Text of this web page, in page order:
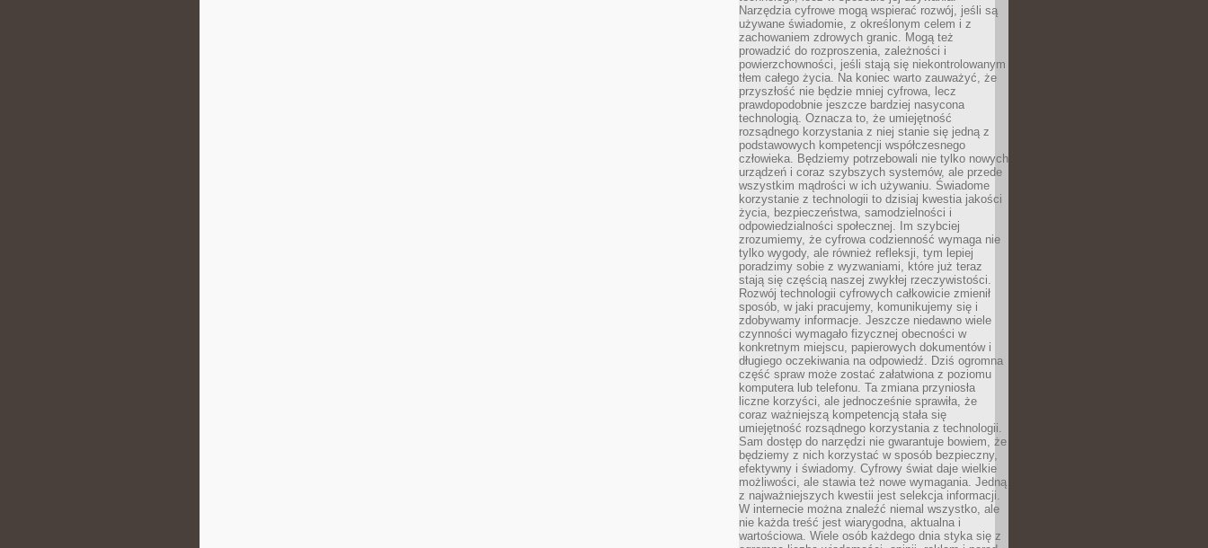
Narzędzia cyfrowe mogą wspierać rozwój, jeśli są
używane świadomie, z określonym celem i z
zachowaniem zdrowych granic. Mogą też
prowadzić do rozproszenia, zależności i
powierzchowności, jeśli stają się niekontrolowanym
tłem całego życia. Na koniec warto zauważyć, że
przyszłość nie będzie mniej cyfrowa, lecz
prawdopodobnie jeszcze bardziej nasycona
technologią. Oznacza to, że umiejętność
rozsądnego korzystania z niej stanie się jedną z
podstawowych kompetencji współczesnego
człowieka. Będziemy potrzebowali nie tylko nowych
urządzeń i coraz szybszych systemów, ale przede
wszystkim mądrości w ich używaniu. Świadome
korzystanie z technologii to dzisiaj kwestia jakości
życia, bezpieczeństwa, samodzielności i
odpowiedzialności społecznej. Im szybciej
zrozumiemy, że cyfrowa codzienność wymaga nie
tylko wygody, ale również refleksji, tym lepiej
poradzimy sobie z wyzwaniami, które już teraz
stają się częścią naszej zwykłej rzeczywistości.
Rozwój technologii cyfrowych całkowicie zmienił
sposób, w jaki pracujemy, komunikujemy się i
zdobywamy informacje. Jeszcze niedawno wiele
czynności wymagało fizycznej obecności w
konkretnym miejscu, papierowych dokumentów i
długiego oczekiwania na odpowiedź. Dziś ogromna
część spraw może zostać załatwiona z poziomu
komputera lub telefonu. Ta zmiana przyniosła
liczne korzyści, ale jednocześnie sprawiła, że
coraz ważniejszą kompetencją stała się
umiejętność rozsądnego korzystania z technologii.
Sam dostęp do narzędzi nie gwarantuje bowiem, że
będziemy z nich korzystać w sposób bezpieczny,
efektywny i świadomy. Cyfrowy świat daje wielkie
możliwości, ale stawia też nowe wymagania. Jedną
z najważniejszych kwestii jest selekcja informacji.
W internecie można znaleźć niemal wszystko, ale
nie każda treść jest wiarygodna, aktualna i
wartościowa. Wiele osób każdego dnia styka się z